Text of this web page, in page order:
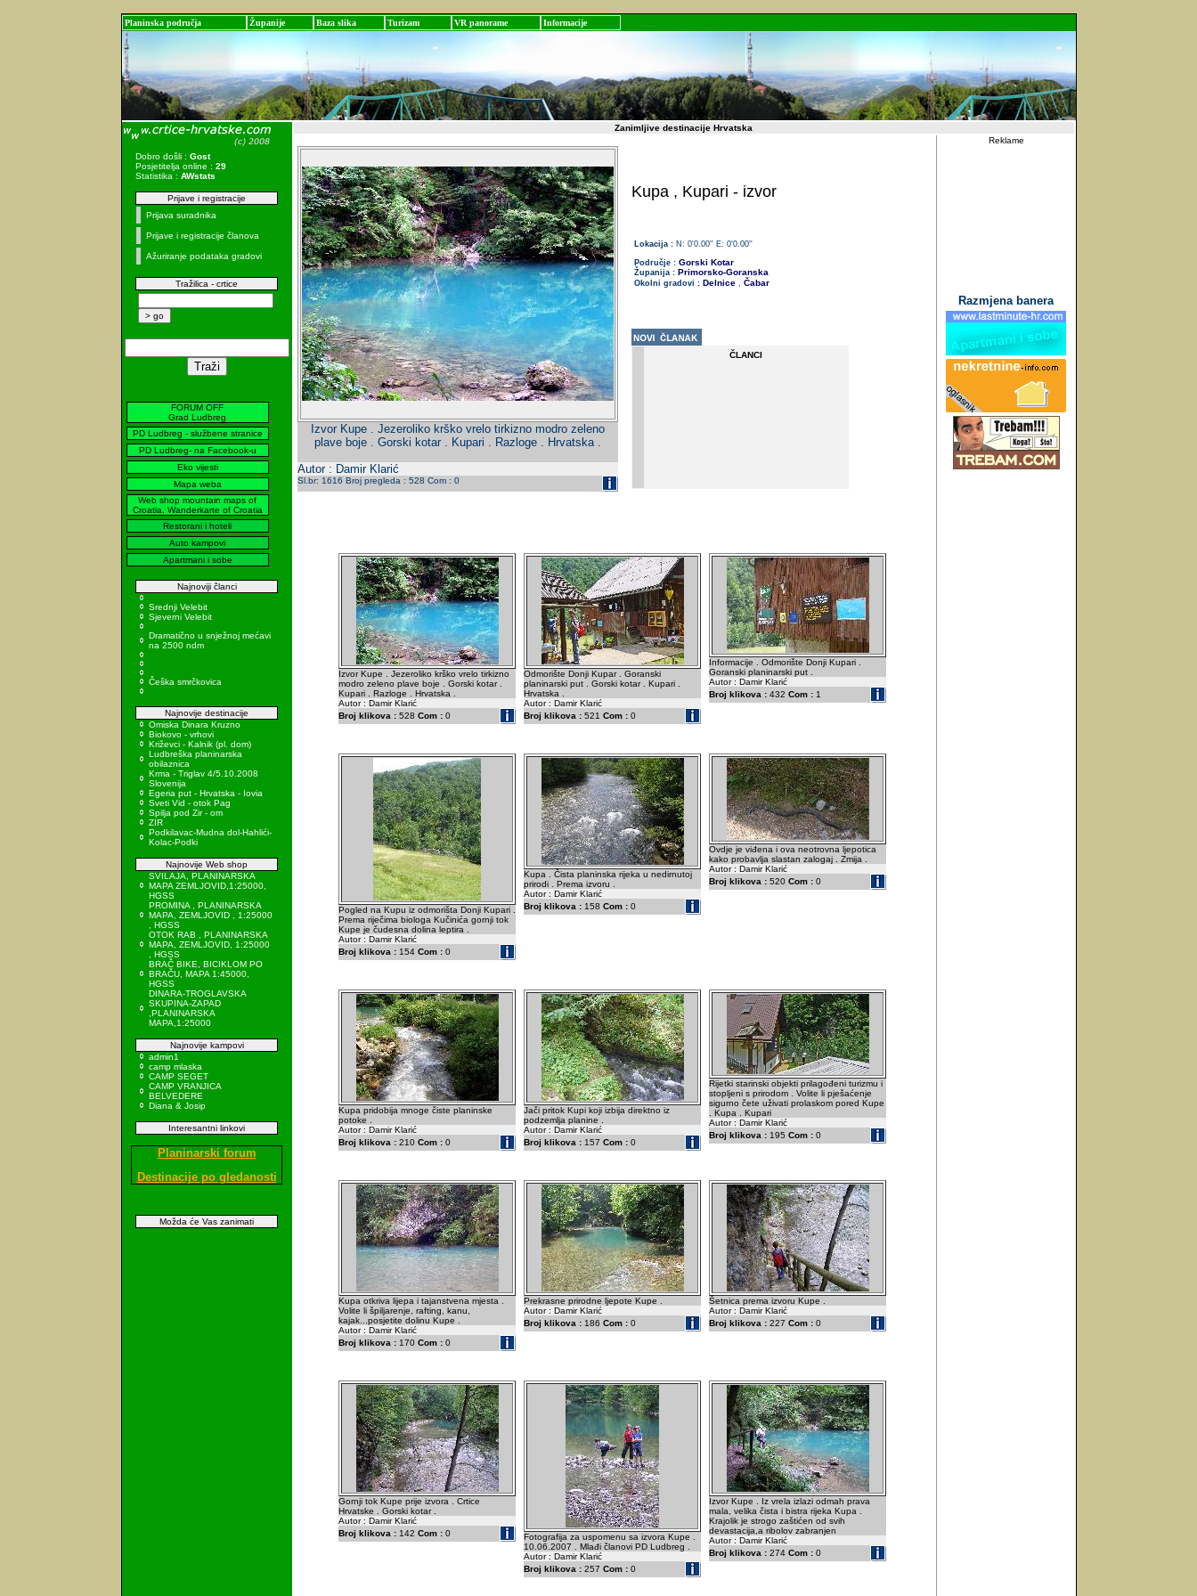
Planinska područja Županije Baza slika Turizam VR panorame Informacije
Dobro došli : Gost
Posjetitelja online : 29
Statistika : AWstats
Prijave i registracije
Prijava suradnika
Prijave i registracije članova
Ažuriranje podataka gradovi
Tražilica - crtice
FORUM OFF
Grad Ludbreg
PD Ludbreg - službene stranice
PD Ludbreg- na Facebook-u
Eko vijesti
Mapa weba
Web shop mountain maps of
Croatia, Wanderkarte of Croatia
Restorani i hoteli
Auto kampovi
Apartmani i sobe
Najnoviji članci
Srednji Velebit
Sjeverni Velebit
Dramatično u snježnoj mećavi
na 2500 ndm
Češka smrčkovica
Najnovije destinacije
Omiska Dinara Kruzno
Biokovo - vrhovi
Križevci - Kalnik (pl. dom)
Ludbreška planinarska
obilaznica
Krma - Triglav 4/5.10.2008
Slovenija
Egeria put - Hrvatska - Iovia
Sveti Vid - otok Pag
Spilja pod Zir - om
ZIR
Podkilavac-Mudna dol-Hahlići-
Kolac-Podki
Najnovije Web shop
SVILAJA, PLANINARSKA
MAPA ZEMLJOVID,1:25000,
HGSS
PROMINA , PLANINARSKA
MAPA, ZEMLJOVID , 1:25000
, HGSS
OTOK RAB , PLANINARSKA
MAPA, ZEMLJOVID, 1:25000
, HGSS
BRAČ BIKE, BICIKLOM PO
BRAČU, MAPA 1:45000,
HGSS
DINARA-TROGLAVSKA
SKUPINA-ZAPAD
,PLANINARSKA
MAPA,1:25000
Najnovije kampovi
admin1
camp mlaska
CAMP SEGET
CAMP VRANJICA
BELVEDERE
Diana & Josip
Interesantni linkovi
Planinarski forum
Destinacije po gledanosti
Možda će Vas zanimati
Zanimljive destinacije Hrvatska
Izvor Kupe . Jezeroliko krško vrelo tirkizno modro zeleno
plave boje . Gorski kotar . Kupari . Razloge . Hrvatska .
Autor : Damir Klarić
Sl.br: 1616 Broj pregleda : 528 Com : 0
Kupa , Kupari - izvor
Lokacija : N: 0'0.00'' E: 0'0.00''
Područje : Gorski Kotar
Županija : Primorsko-Goranska
Okolni gradovi : Delnice , Čabar
ČLANCI
Izvor Kupe . Jezeroliko krško vrelo tirkizno
modro zeleno plave boje . Gorski kotar .
Kupari . Razloge . Hrvatska .
Autor : Damir Klarić
Broj klikova : 528 Com : 0
Odmorište Donji Kupar . Goranski
planinarski put . Gorski kotar . Kupari .
Hrvatska .
Autor : Damir Klarić
Broj klikova : 521 Com : 0
Informacije . Odmorište Donji Kupari .
Goranski planinarski put .
Autor : Damir Klarić
Broj klikova : 432 Com : 1
Pogled na Kupu iz odmorišta Donji Kupari .
Prema riječima biologa Kučinića gornji tok
Kupe je čudesna dolina leptira .
Autor : Damir Klarić
Broj klikova : 154 Com : 0
Kupa . Čista planinska rijeka u nedirnutoj
prirodi . Prema izvoru .
Autor : Damir Klarić
Broj klikova : 158 Com : 0
Ovdje je viđena i ova neotrovna ljepotica
kako probavlja slastan zalogaj . Zmija .
Autor : Damir Klarić
Broj klikova : 520 Com : 0
Kupa pridobija mnoge čiste planinske
potoke .
Autor : Damir Klarić
Broj klikova : 210 Com : 0
Jači pritok Kupi koji izbija direktno iz
podzemlja planine .
Autor : Damir Klarić
Broj klikova : 157 Com : 0
Rijetki starinski objekti prilagođeni turizmu i
stopljeni s prirodom . Volite li pješaćenje
sigurno čete uživati prolaskom pored Kupe
. Kupa . Kupari
Autor : Damir Klarić
Broj klikova : 195 Com : 0
Kupa otkriva lijepa i tajanstvena mjesta .
Volite li špiljarenje, rafting, kanu,
kajak...posjetite dolinu Kupe .
Autor : Damir Klarić
Broj klikova : 170 Com : 0
Prekrasne prirodne ljepote Kupe .
Autor : Damir Klarić
Broj klikova : 186 Com : 0
Šetnica prema izvoru Kupe .
Autor : Damir Klarić
Broj klikova : 227 Com : 0
Gornji tok Kupe prije izvora . Crtice
Hrvatske . Gorski kotar .
Autor : Damir Klarić
Broj klikova : 142 Com : 0
Fotografija za uspomenu sa izvora Kupe .
10.06.2007 . Mlađi članovi PD Ludbreg .
Autor : Damir Klarić
Broj klikova : 257 Com : 0
Izvor Kupe . Iz vrela izlazi odmah prava
mala, velika čista i bistra rijeka Kupa .
Krajolik je strogo zaštićen od svih
devastacija,a ribolov zabranjen
Autor : Damir Klarić
Broj klikova : 274 Com : 0
Reklame
Razmjena banera